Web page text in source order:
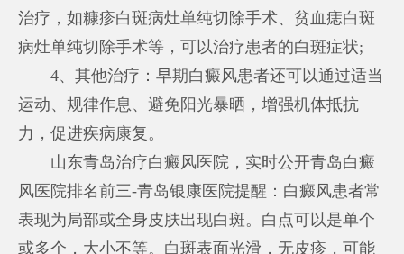
治疗，如糠疹白斑病灶单纯切除手术、贫血痣白斑
病灶单纯切除手术等，可以治疗患者的白斑症状;
4、其他治疗：早期白癜风患者还可以通过适当
运动、规律作息、避免阳光暴晒，增强机体抵抗
力，促进疾病康复。
山东青岛治疗白癜风医院，实时公开青岛白癜
风医院排名前三-青岛银康医院提醒：白癜风患者常
表现为局部或全身皮肤出现白斑。白点可以是单个
或多个，大小不等。白斑表面光滑，无皮疹，可能